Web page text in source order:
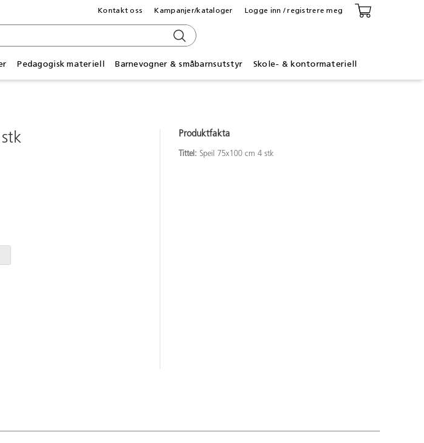
Pedagogisk materiell Barnevogner & småbarnsutstyr Skole- & kontormateriell
Kontakt oss Kampanjer/kataloger Logge inn / registrere meg
Produktfakta
Tittel:Speil 75x100 cm 4 stk